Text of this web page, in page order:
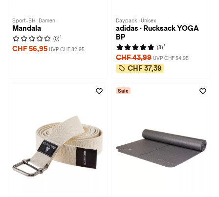
Sport-BH · Damen
Mandala
(0) 1
CHF 56,95 UVP CHF 82,95
Daypack · Unisex
adidas · Rucksack YOGA
BP
(8) 1
CHF 43,99 UVP CHF 54,95
CHF 37,39
Sale